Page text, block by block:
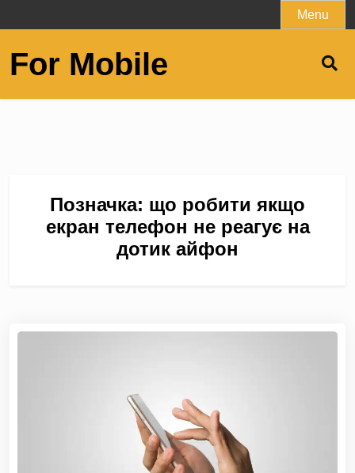
to
Menu
For Mobile
Позначка: що робити якщо
екран телефон не реагує на
дотик айфон